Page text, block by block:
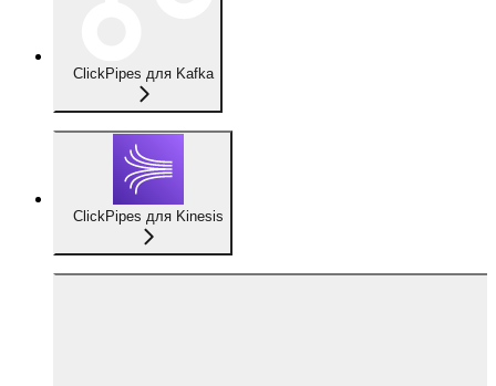
ClickPipes для Kafka
ClickPipes для Kinesis